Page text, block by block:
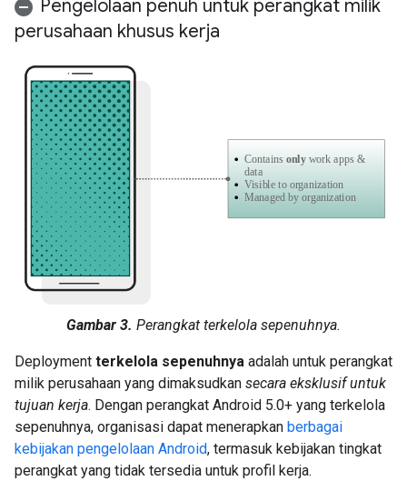
Pengelolaan penuh untuk perangkat milik
perusahaan khusus kerja
Gambar 3. Perangkat terkelola sepenuhnya.
Deployment terkelola sepenuhnya adalah untuk perangkat
milik perusahaan yang dimaksudkan secara eksklusif untuk
tujuan kerja. Dengan perangkat Android 5.0+ yang terkelola
sepenuhnya, organisasi dapat menerapkan berbagai
kebijakan pengelolaan Android, termasuk kebijakan tingkat
perangkat yang tidak tersedia untuk profil kerja.